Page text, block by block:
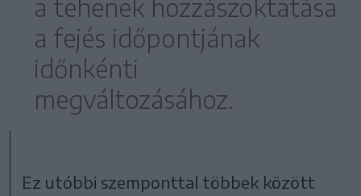
a tehenek hozzászoktatása
a fejés időpontjának
időnkénti
megváltozásához.
Ez utóbbi szemponttal többek között